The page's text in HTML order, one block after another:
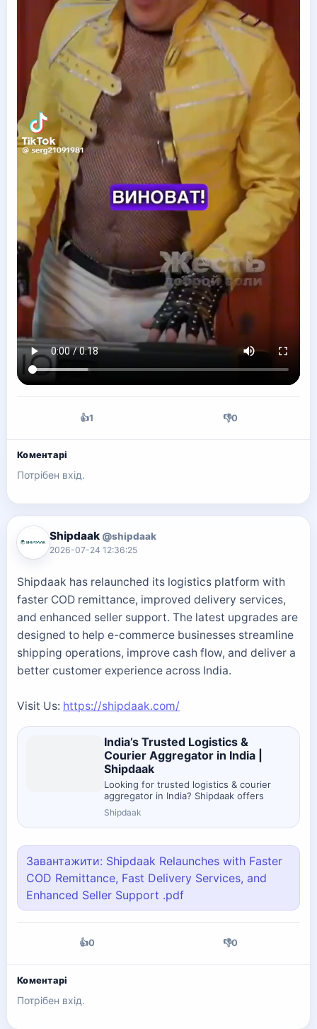
👍1 👎0
Коментарі
Потрібен вхід.
Shipdaak @shipdaak
2026-07-24 12:36:25
Shipdaak has relaunched its logistics platform with
faster COD remittance, improved delivery services,
and enhanced seller support. The latest upgrades are
designed to help e-commerce businesses streamline
shipping operations, improve cash flow, and deliver a
better customer experience across India.
Visit Us: https://shipdaak.com/
India’s Trusted Logistics &
Courier Aggregator in India |
Shipdaak
Looking for trusted logistics & courier
aggregator in India? Shipdaak offers
faster, cost-effective shipping. Sign up
now for stress-free deliveries!
Shipdaak
Завантажити: Shipdaak Relaunches with Faster
COD Remittance, Fast Delivery Services, and
Enhanced Seller Support .pdf
👍0 👎0
Коментарі
Потрібен вхід.